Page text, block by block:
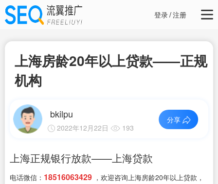
登录/注册
上海房龄20年以上贷款——正规
机构
bkilpu
2022年12月22日 193
分享
上海正规银行放款——上海贷款
电话微信： 18516063429 ，欢迎咨询上海房龄20年以上贷款，